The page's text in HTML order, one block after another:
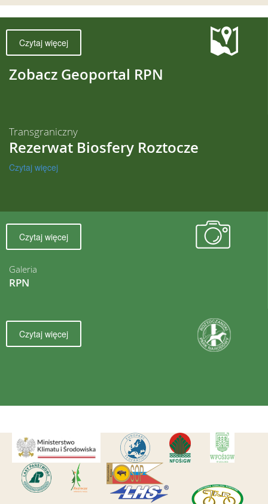
Zobacz Geoportal RPN
Czytaj więcej
Transgraniczny
Rezerwat Biosfery Roztocze
Czytaj więcej
Galeria
RPN
Czytaj więcej
Czytaj więcej